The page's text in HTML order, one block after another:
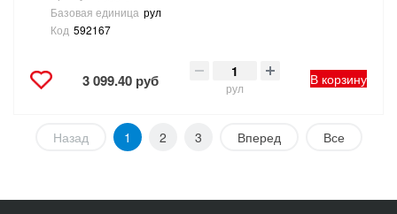
Базовая единица рул
Код 592167
3 099.40 руб рул
В корзину
Назад 1 2 3 Вперед Все